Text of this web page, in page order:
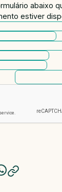
abaixo
estiver